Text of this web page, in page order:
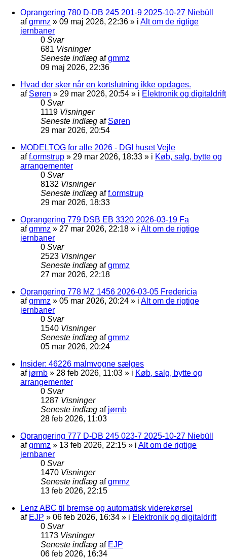
Oprangering 780 D-DB 245 201-9 2025-10-27 Niebüll
afgmmz » 09 maj 2026, 22:36 » i Alt om de rigtige
jernbaner
0 Svar
681 Visninger
Seneste indlæg afgmmz
09 maj 2026, 22:36
Hvad der sker når en kortslutning ikke opdages.
af Søren » 29 mar 2026, 20:54 » i Elektronik og digitaldrift
0 Svar
1119 Visninger
Seneste indlæg af Søren
29 mar 2026, 20:54
MODELTOG for alle 2026 - DGI huset Vejle
aff.ormstrup » 29 mar 2026, 18:33 » i Køb, salg, bytte og
arrangementer
0 Svar
8132 Visninger
Seneste indlæg aff.ormstrup
29 mar 2026, 18:33
Oprangering 779 DSB EB 3320 2026-03-19 Fa
afgmmz » 27 mar 2026, 22:18 » i Alt om de rigtige
jernbaner
0 Svar
2523 Visninger
Seneste indlæg afgmmz
27 mar 2026, 22:18
Oprangering 778 MZ 1456 2026-03-05 Fredericia
afgmmz » 05 mar 2026, 20:24 » i Alt om de rigtige
jernbaner
0 Svar
1540 Visninger
Seneste indlæg afgmmz
05 mar 2026, 20:24
Insider: 46226 malmvogne sælges
af jørnb » 28 feb 2026, 11:03 » i Køb, salg, bytte og
arrangementer
0 Svar
1287 Visninger
Seneste indlæg af jørnb
28 feb 2026, 11:03
Oprangering 777 D-DB 245 023-7 2025-10-27 Niebüll
afgmmz » 13 feb 2026, 22:15 » i Alt om de rigtige
jernbaner
0 Svar
1470 Visninger
Seneste indlæg afgmmz
13 feb 2026, 22:15
Lenz ABC til bremse og automatisk viderekørsel
af EJP » 06 feb 2026, 16:34 » i Elektronik og digitaldrift
0 Svar
1173 Visninger
Seneste indlæg af EJP
06 feb 2026, 16:34